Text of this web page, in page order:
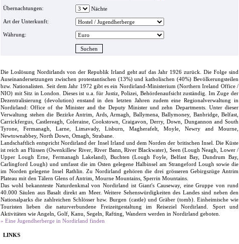
Übernachtungen: Nächte
Art der Unterkunft:
Währung:
Die Loslösung Nordirlands von der Republik Irland geht auf das Jahr 1926 zurück. Die Folge sind
Auseinandersetzungen zwischen protestantischen (13%) und katholischen (40%) Bevölkerungsteilen
bzw. Nationalisten. Seit dem Jahr 1972 gibt es ein Nordirland-Ministerium (Northern Ireland Office /
NIO) mit Sitz in London. Dieses ist u.a. für Justiz, Polizei, Behördenaufsicht zuständig. Im Zuge der
Dezentralisierung (devolution) enstand in den letzten Jahren zudem eine Regionalverwaltung in
Nordirland: Office of the Minister and the Deputy Minister und zehn Departments. Unter dieser
Verwaltung stehen die Bezirke Antrim, Ards, Armagh, Ballymena, Ballymoney, Banbridge, Belfast,
Carrickfergus, Castlereagh, Coleraine, Cookstown, Craigavon, Derry, Down, Dungannon and South
Tyrone, Fermanagh, Larne, Limavady, Lisburn, Magherafelt, Moyle, Newry and Mourne,
Newtownabbey, North Down, Omagh, Strabane.
Landschaftlich entspricht Nordirland der Insel Irland und dem Norden der britischen Insel. Die Küste
ist reich an Flüssen (Owenkillew River, River Bann, River Blackwater), Seen (Lough Neagh, Lower /
Upper Lough Erne, Fermanagh Lakeland), Buchten (Lough Foyle, Belfast Bay, Dundrum Bay,
Carlingford Lough) und umfasst die im Osten gelegene Halbinsel am Strangeford Lough sowie die
im Norden gelegene Insel Rathlin. Zu Nordirland gehören die drei grösseren Gebirgszüge Antrim
Plateau mit den Tälern Glens of Antrim, Mourne Mountains, Sperrin Mountains.
Das wohl bekannteste Naturdenkmal von Nordirland ist Giant's Causeway, eine Gruppe von rund
40.000 Säulen aus Basalt direkt am Meer. Weitere Sehenswürdigkeiten des Landes sind neben den
Nationalparks die zahlreichen Schlösser bzw. Burgen (castle) und Gräber (tomb). Einheimische wie
Touristen lieben die naturverbundene Freizeitgestaltung im Reiseziel Nordirland. Sport und
Aktivitäten wie Angeln, Golf, Kanu, Segeln, Rafting, Wandern werden in Nordirland geboten.
» Eine Jugendherberge in Nordirland finden
LINKS